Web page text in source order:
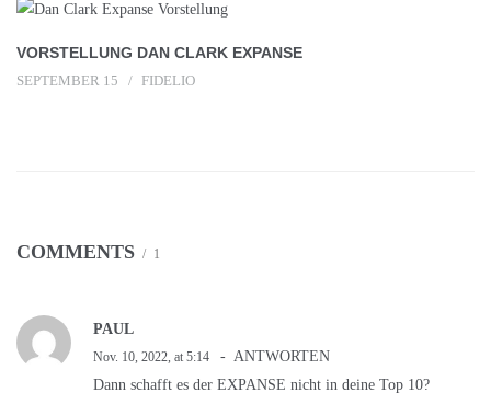
VORSTELLUNG DAN CLARK EXPANSE
SEPTEMBER 15 FIDELIO
COMMENTS 1
PAUL
Nov. 10, 2022, at 5:14
ANTWORTEN
Dann schafft es der EXPANSE nicht in deine Top 10?